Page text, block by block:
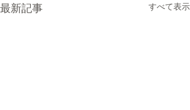
最新記事 すべて表示